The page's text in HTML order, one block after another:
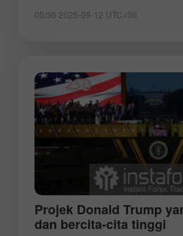
05:36 2025-09-12 UTC+00
Projek Donald Trump
dan bercita-cita tinggi